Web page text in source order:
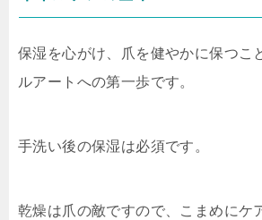
保湿を心がけ、爪を健やかに保つこ
ルアートへの第一歩です。
手洗い後の保湿は必須です。
乾燥は爪の敵ですので、こまめにケ